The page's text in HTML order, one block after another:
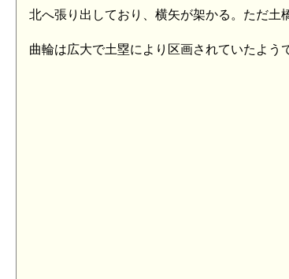
北へ張り出しており、横矢が架かる。ただ土
曲輪は広大で土塁により区画されていたよう